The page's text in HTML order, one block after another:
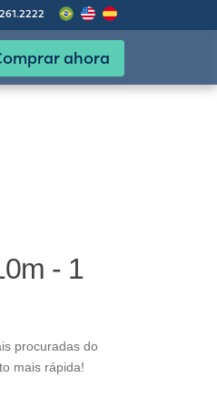
ahora
- 1
procuradas do
mais rápida!